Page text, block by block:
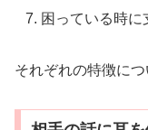
困っている時に
それぞれの特徴に